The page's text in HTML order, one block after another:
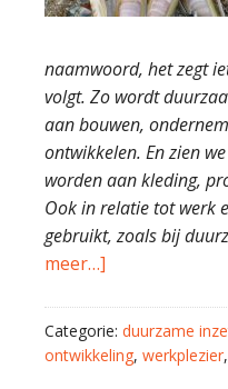
naamwoord, het zegt
volgt. Zo wordt
aan bouwen,
ontwikkelen. En zien
worden aan kleding,
Ook in relatie tot werk
gebruikt, zoals bij
meer…]
Categorie: duurzame
ontwikkeling, werkplezier,